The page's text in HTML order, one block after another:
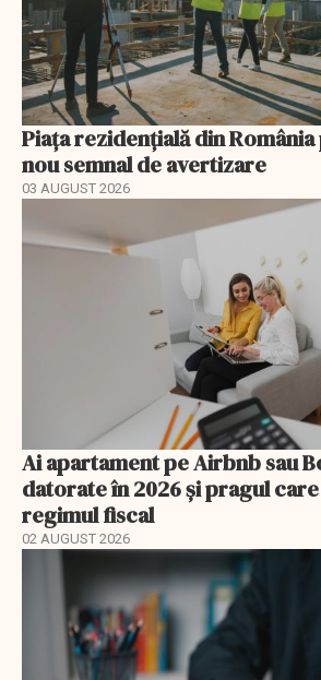
Piața rezidențială din
nou semnal de avertizare
03 AUGUST 2026
Ai apartament pe Airbnb sau
datorate în 2026 și pragul
regimul fiscal
02 AUGUST 2026